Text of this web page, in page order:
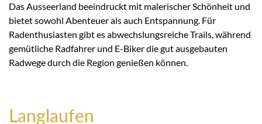
Das Ausseerland beeindruckt mit malerischer Schönheit und
bietet sowohl Abenteuer als auch Entspannung. Für
Radenthusiasten gibt es abwechslungsreiche Trails, während
gemütliche Radfahrer und E-Biker die gut ausgebauten
Radwege durch die Region genießen können.
Langlaufen